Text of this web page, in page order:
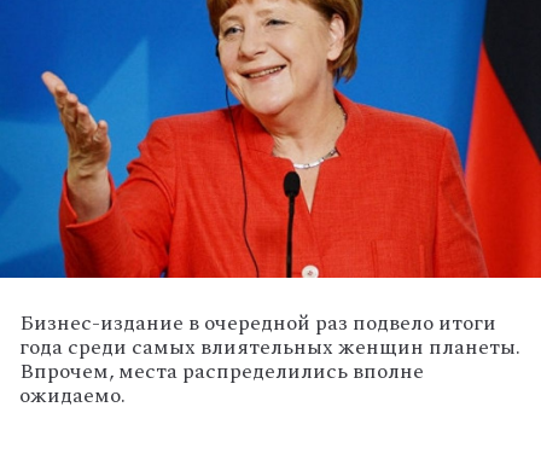
Бизнес-издание в очередной раз подвело итоги
года среди самых влиятельных женщин планеты.
Впрочем, места распределились вполне
ожидаемо.